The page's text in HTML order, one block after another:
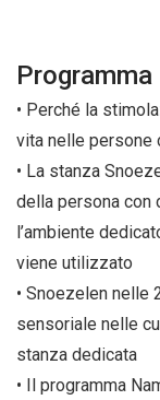
Programma
• Perché la
vita nelle persone
• La stanza
della persona con
l’ambiente
viene utilizzato
• Snoezelen nelle
sensoriale nelle
stanza dedicata
• Il programma